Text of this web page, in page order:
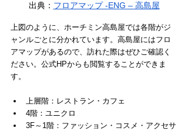
出典： フロアマップ -ENG – 高島屋
上図のように、ホーチミン高島屋では各階がジ
ャンルごとに分かれています。高島屋にはフロ
アマップがあるので、訪れた際はぜひご確認く
ださい。公式HPからも閲覧することができま
す。
上層階：レストラン・カフェ
4階：ユニクロ
3F～1階：ファッション・コスメ・アクセサ